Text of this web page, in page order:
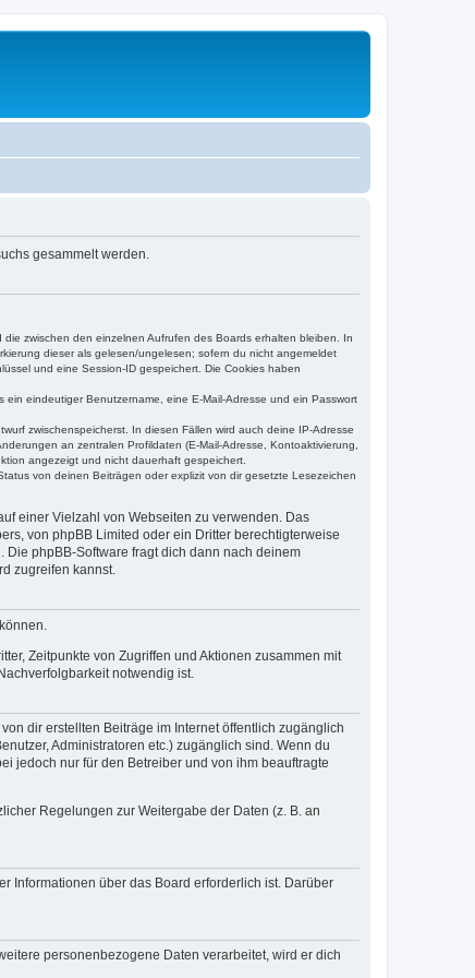
gesammelt werden.
zwischen den einzelnen Aufrufen des Boards erhalten bleiben. In
dieser als gelesen/ungelesen; sofern du nicht angemeldet
und eine Session-ID gespeichert. Die Cookies haben
eindeutiger Benutzername, eine E-Mail-Adresse und ein Passwort
zwischenspeicherst. In diesen Fällen wird auch deine IP-Adresse
an zentralen Profildaten (E-Mail-Adresse, Kontoaktivierung,
angezeigt und nicht dauerhaft gespeichert.
von deinen Beiträgen oder explizit von dir gesetzte Lesezeichen
einer Vielzahl von Webseiten zu verwenden. Das
von phpBB Limited oder ein Dritter berechtigterweise
Die phpBB-Software fragt dich dann nach deinem
zugreifen kannst.
Zeitpunkte von Zugriffen und Aktionen zusammen mit
notwendig ist.
dir erstellten Beiträge im Internet öffentlich zugänglich
Administratoren etc.) zugänglich sind. Wenn du
jedoch nur für den Betreiber und von ihm beauftragte
Regelungen zur Weitergabe der Daten (z. B. an
Informationen über das Board erforderlich ist. Darüber
personenbezogene Daten verarbeitet, wird er dich